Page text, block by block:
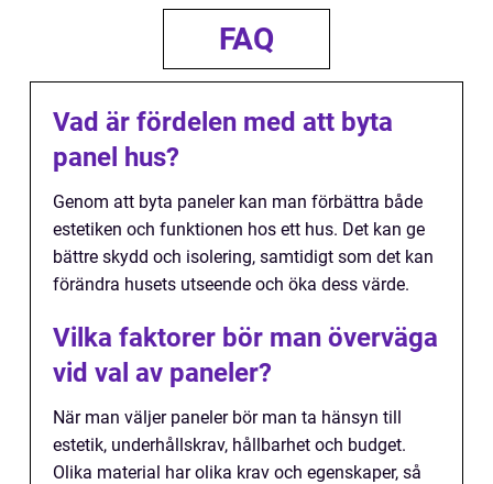
FAQ
Vad är fördelen med att byta
panel hus?
Genom att byta paneler kan man förbättra både
estetiken och funktionen hos ett hus. Det kan ge
bättre skydd och isolering, samtidigt som det kan
förändra husets utseende och öka dess värde.
Vilka faktorer bör man överväga
vid val av paneler?
När man väljer paneler bör man ta hänsyn till
estetik, underhållskrav, hållbarhet och budget.
Olika material har olika krav och egenskaper, så